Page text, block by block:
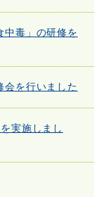
中毒」の研修を
会を行いました
実施しまし